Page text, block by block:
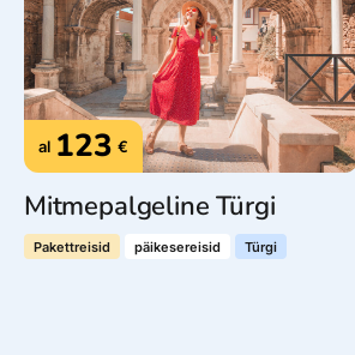
al 123 €
Mitmepalgeline Türgi
Pakettreisid päikesereisid Türgi